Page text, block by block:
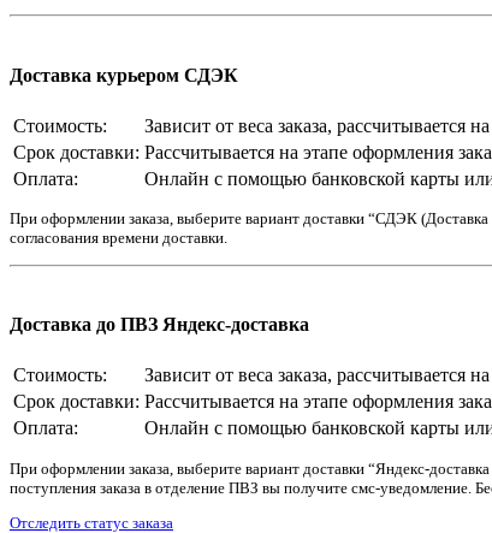
Доставка курьером СДЭК
Стоимость:
Зависит от веса заказа, рассчитывается
Срок доставки: Рассчитывается на этапе оформления
Оплата:
Онлайн с помощью банковской карты
При оформлении заказа, выберите вариант доставки “СДЭК
согласования времени доставки.
Доставка до ПВЗ Яндекс-доставка
Стоимость:
Зависит от веса заказа, рассчитывается
Срок доставки: Рассчитывается на этапе оформления
Оплата:
Онлайн с помощью банковской карты
При оформлении заказа, выберите вариант доставки “Яндекс-
поступления заказа в отделение ПВЗ вы получите смс-уведомление.
Отследить статус заказа